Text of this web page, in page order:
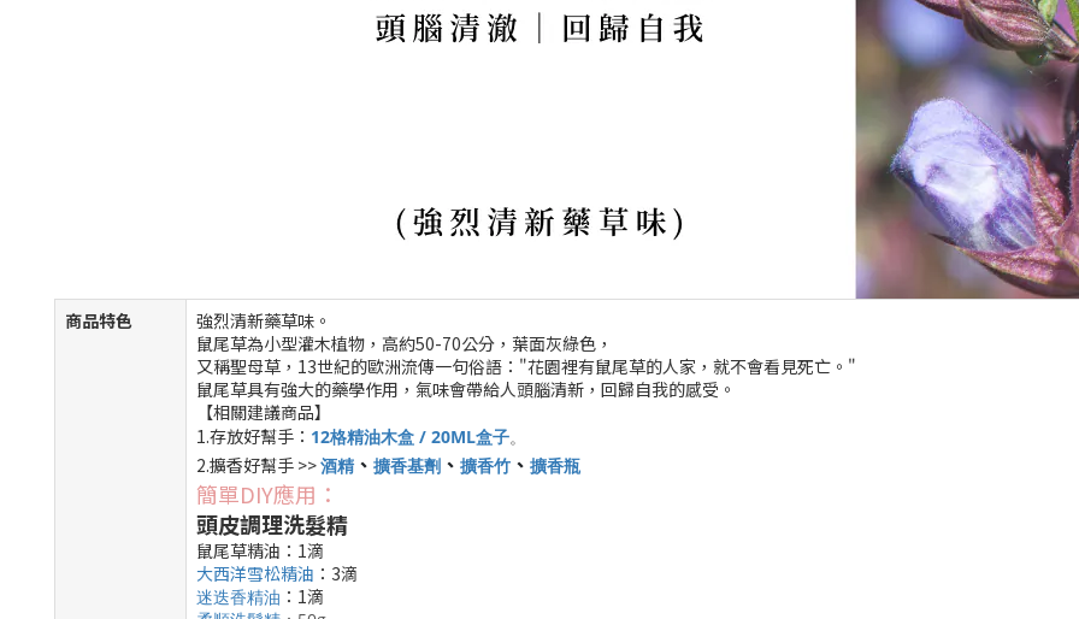
商品特色
強烈清新藥草味。
鼠尾草為小型灌木植物，高約50-70公分，葉面灰綠色，
又稱聖母草，13世紀的歐洲流傳一句俗語："花園裡有鼠尾草的人家，就不會看見死亡。"
鼠尾草具有強大的藥學作用，氣味會帶給人頭腦清新，回歸自我的感受。
【相關建議商品】
1.存放好幫手： 12格精油木盒 / 20ML盒子。
2.擴香好幫手 >>酒精 、 擴香基劑 、 擴香竹 、 擴香瓶
簡單DIY應用：
頭皮調理洗髮精
鼠尾草精油：1滴
大西洋雪松精油 ：3滴
迷迭香精油 ：1滴